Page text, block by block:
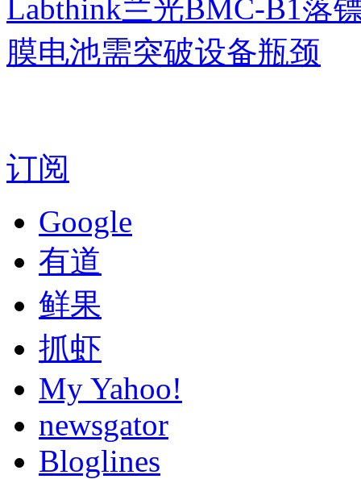
Labthink兰光BMC-B1落
膜电池需突破设备瓶颈
订阅
Google
有道
鲜果
抓虾
My Yahoo!
newsgator
Bloglines